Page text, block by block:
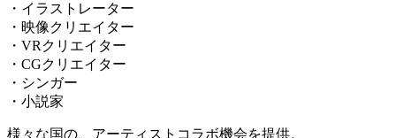
・イラストレーター
・映像クリエイター
・VRクリエイター
・CGクリエイター
・シンガー
・小説家
様々な国の、アーティストコラボ機会を提供。